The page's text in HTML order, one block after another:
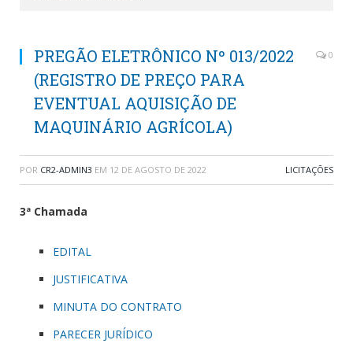
PREGÃO ELETRÔNICO Nº 013/2022
(REGISTRO DE PREÇO PARA
EVENTUAL AQUISIÇÃO DE
MAQUINÁRIO AGRÍCOLA)
0
POR CR2-ADMIN3 EM 12 DE AGOSTO DE 2022 LICITAÇÕES
3ª Chamada
EDITAL
JUSTIFICATIVA
MINUTA DO CONTRATO
PARECER JURÍDICO